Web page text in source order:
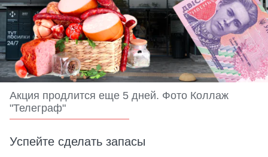
Акция продлится еще 5 дней. Фото Коллаж
"Телеграф"
Успейте сделать запасы